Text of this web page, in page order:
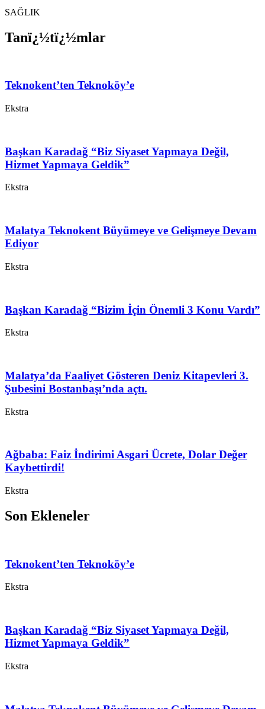
SAĞLIK
Tanï¿½tï¿½mlar
Teknokent’ten Teknoköy’e
Ekstra
Başkan Karadağ “Biz Siyaset Yapmaya Değil,
Hizmet Yapmaya Geldik”
Ekstra
Malatya Teknokent Büyümeye ve Gelişmeye Devam
Ediyor
Ekstra
Başkan Karadağ “Bizim İçin Önemli 3 Konu Vardı”
Ekstra
Malatya’da Faaliyet Gösteren Deniz Kitapevleri 3.
Şubesini Bostanbaşı’nda açtı.
Ekstra
Ağbaba: Faiz İndirimi Asgari Ücrete, Dolar Değer
Kaybettirdi!
Ekstra
Son Ekleneler
Teknokent’ten Teknoköy’e
Ekstra
Başkan Karadağ “Biz Siyaset Yapmaya Değil,
Hizmet Yapmaya Geldik”
Ekstra